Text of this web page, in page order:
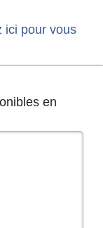
ici pour vous
en